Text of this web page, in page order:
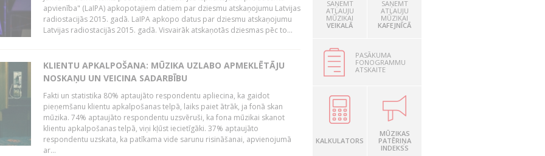
apvienība" (LaIPA) apkopotajiem datiem par dziesmu atskaņojumu Latvijas
radiostacijās 2015. gadā. LaIPA apkopo datus par dziesmu atskaņojumu
Latvijas radiostacijās 2015. gadā. Visvairāk atskaņotās dziesmas pēc to...
KLIENTU APKALPOŠANA: MŪZIKA UZLABO APMEKLĒTĀJU
NOSKAŅU UN VEICINA SADARBĪBU
Fakti un statistika 80% aptaujāto respondentu apliecina, ka gaidot
pieņemšanu klientu apkalpošanas telpā, laiks paiet ātrāk, ja fonā skan
mūzika. 74% aptaujāto respondentu uzsvēruši, ka fona mūzikai skanot
klientu apkalpošanas telpā, viņi kļūst iecietīgāki. 37% aptaujāto
respondentu uzskata, ka patīkama vide sarunu risināšanai, apvienojumā
ar...
SAŅEMT
ATĻAUJU
MŪZIKAI
VEIKALĀ
SAŅEMT
ATĻAUJU
MŪZIKAI
KAFEJNĪCĀ
PASĀKUMA
FONOGRAMMU
ATSKAITE
KALKULATORS
MŪZIKAS
PATĒRIŅA
INDEKSS